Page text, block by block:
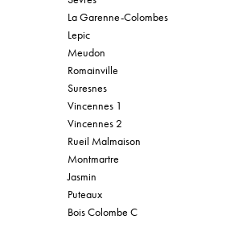
La Garenne-Colombes
Lepic
Meudon
Romainville
Suresnes
Vincennes 1
Vincennes 2
Rueil Malmaison
Montmartre
Jasmin
Puteaux
Bois Colombe C